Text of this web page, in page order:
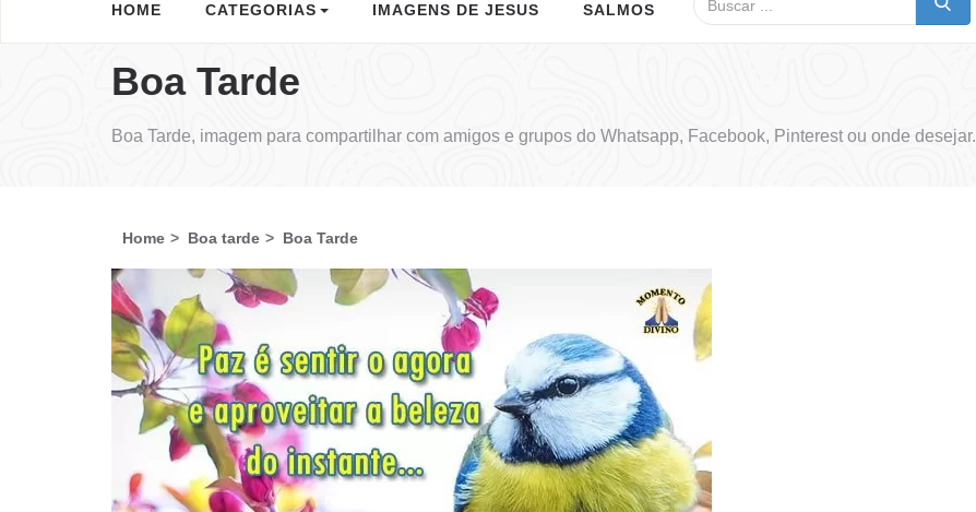
HOME CATEGORIAS IMAGENS DE JESUS SALMOS
Boa Tarde
Boa Tarde, imagem para compartilhar com amigos e grupos do Whatsapp, Facebook, Pinterest ou onde desejar.
Home Boa tarde Boa Tarde